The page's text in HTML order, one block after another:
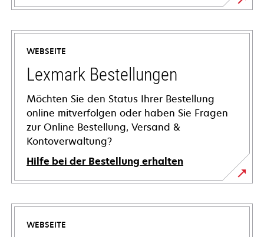
WEBSEITE
Lexmark Bestellungen
Möchten Sie den Status Ihrer Bestellung
online mitverfolgen oder haben Sie Fragen
zur Online Bestellung, Versand &
Kontoverwaltung?
Hilfe bei der Bestellung erhalten
WEBSEITE